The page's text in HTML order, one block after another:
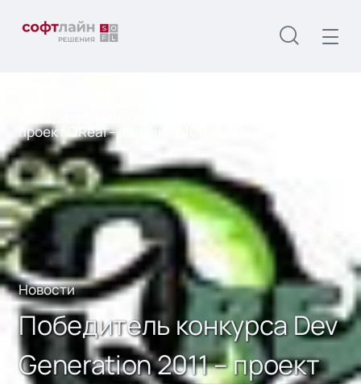
проект QReal – получит $100 тысяч
Новости
Победитель конкурса Dev
Generation 2011 – проект